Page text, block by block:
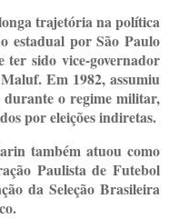
trajetória na política
estadual por São Paulo
ter sido vice-governador
Em 1982, assumiu
o regime militar,
por eleições indiretas.
também atuou como
Paulista de Futebol
da Seleção Brasileira